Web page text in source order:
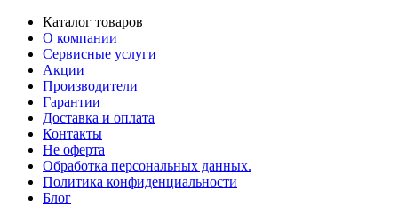
Каталог товаров
О компании
Сервисные услуги
Акции
Производители
Гарантии
Доставка и оплата
Контакты
Не оферта
Обработка персональных данных.
Политика конфиденциальности
Блог